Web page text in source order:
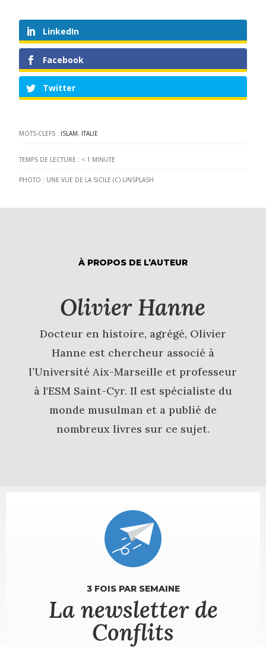
LinkedIn
Facebook
Twitter
MOTS-CLEFS : ISLAM, ITALIE
TEMPS DE LECTURE : < 1 MINUTE
PHOTO : UNE VUE DE LA SICILE (C) UNSPLASH
À PROPOS DE L’AUTEUR
Olivier Hanne
Docteur en histoire, agrégé, Olivier
Hanne est chercheur associé à
l’Université Aix-Marseille et professeur
à l'ESM Saint-Cyr. Il est spécialiste du
monde musulman et a publié de
nombreux livres sur ce sujet.
3 FOIS PAR SEMAINE
La newsletter de
Conflits